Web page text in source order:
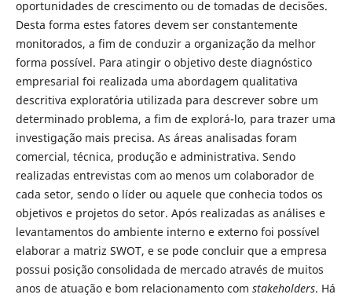
oportunidades de crescimento ou de tomadas de decisões.
Desta forma estes fatores devem ser constantemente
monitorados, a fim de conduzir a organização da melhor
forma possível. Para atingir o objetivo deste diagnóstico
empresarial foi realizada uma abordagem qualitativa
descritiva exploratória utilizada para descrever sobre um
determinado problema, a fim de explorá-lo, para trazer uma
investigação mais precisa. As áreas analisadas foram
comercial, técnica, produção e administrativa. Sendo
realizadas entrevistas com ao menos um colaborador de
cada setor, sendo o líder ou aquele que conhecia todos os
objetivos e projetos do setor. Após realizadas as análises e
levantamentos do ambiente interno e externo foi possível
elaborar a matriz SWOT, e se pode concluir que a empresa
possui posição consolidada de mercado através de muitos
anos de atuação e bom relacionamento com stakeholders. Há